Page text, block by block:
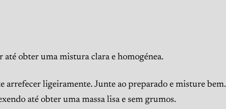
até obter uma mistura clara e homogénea.
arrefecer ligeiramente. Junte ao preparado e misture bem.
até obter uma massa lisa e sem grumos.